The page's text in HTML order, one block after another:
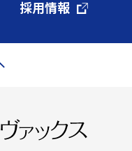
採用情報